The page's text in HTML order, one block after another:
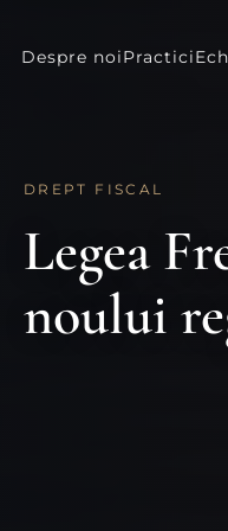
Despre noiPractici
DREPT FISCAL
Legea
noului